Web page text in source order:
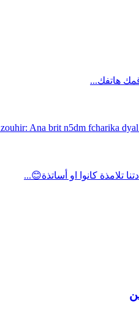
هاتفك...
zouhir: Ana brit n5dm fcharika
تلامذة كانوا او أساتذة😊...